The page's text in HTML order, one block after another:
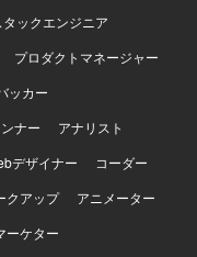
タックエンジニア
プロダクトマネージャー
ッカー
ナー
アナリスト
デザイナー
コーダー
クアップ
アニメーター
ーケター